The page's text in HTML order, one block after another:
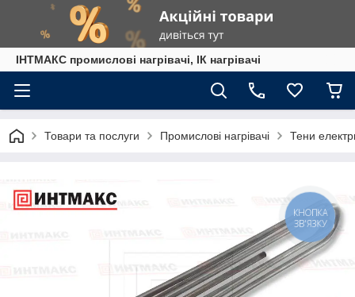
ІНТМАКС промислові нагрівачі, ІК нагрівачі
Товари та послуги Промислові нагрівачі Тени
КНОПКА
ЗВ'ЯЗКУ